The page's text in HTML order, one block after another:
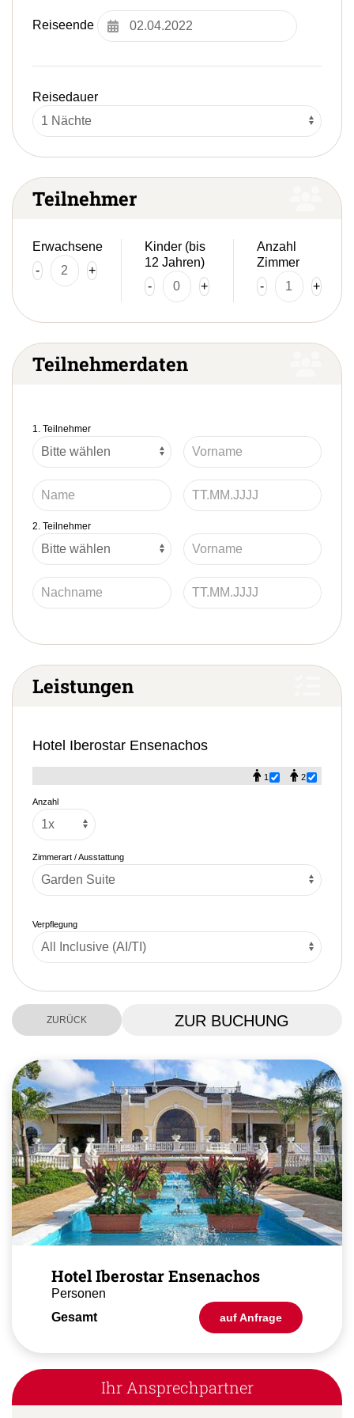
ausgewählten
Suchergebnis
gelangen.
können
Streichgesten
Reiseende
Reisedauer
Teilnehmer
Erwachsene
-
+
Kinder (bis
12 Jahren)
-
+
Anzahl
Zimmer
-
+
Teilnehmerdaten
1. Teilnehmer
2. Teilnehmer
Leistungen
Hotel Iberostar Ensenachos
1 2
Anzahl
Zimmerart / Ausstattung
Verpflegung
ZURÜCK ZUR BUCHUNG
Hotel Iberostar Ensenachos
Personen
Gesamt
auf Anfrage
Ihr Ansprechpartner